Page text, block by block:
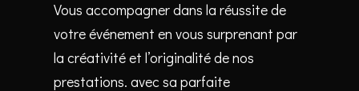
Vous accompagner dans la réussite de
votre événement en vous surprenant par
la créativité et l’originalité de nos
prestations. avec sa parfaite